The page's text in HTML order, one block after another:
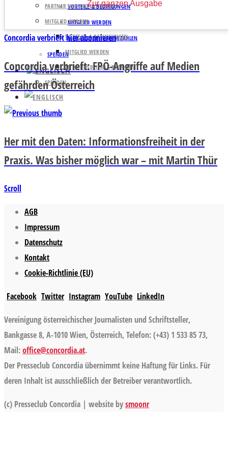
VORTEILE & BEDINGUNGEN
MITGLIED WERDEN
MITGLIEDSBEITRAG BEZAHLEN
SPENDEN
PARTNER UND UNTERSTÜTZER
MITGLIED WERDEN
VORTEILE & BEDINGUNGEN
MITGLIED WERDEN
MITGLIEDSBEITRAG BEZAHLEN
SPENDEN
Zur ganzen Ausgabe
Concordia verbrieft hier abonnieren
Concordia verbrieft: FPÖ-Angriffe auf Medien
gefährden Österreich
Her mit den Daten: Informationsfreiheit in der
Praxis. Was bisher möglich war – mit Martin Thür
Scroll
AGB
Impressum
Datenschutz
Kontakt
Cookie-Richtlinie (EU)
Facebook Twitter Instagram YouTube LinkedIn
Vereinigung österreichischer Journalisten und Schriftsteller,
Bankgasse 8, A-1010 Wien, Österreich, Telefon: (+43) 1 533 85 73,
Mail:office@concordia.at.
Der Presseclub Concordia übernimmt keine Haftung für Links. Für
deren Inhalt ist ausschließlich der Betreiber verantwortlich.
(c) Presseclub Concordia | website bysmoonr